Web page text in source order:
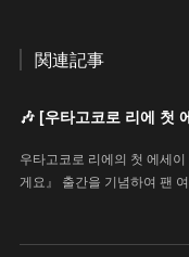
関連記事
우타고코로 리에의 첫 에세
게요』 출간을 기념하여 팬